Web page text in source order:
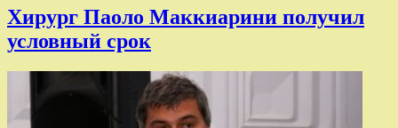
Хирург Паоло Маккиарини получил
условный срок